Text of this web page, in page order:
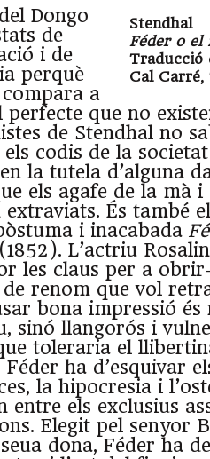
Stendhal
Féder o el
Traducció
Cal Carré,
Dongo
de
i de
perquè
a
perfecte que no
de Stendhal no
codis de la
la tutela d’alguna
els agafe de la mà
extraviats. És també
i inacabada
L’actriu
les claus per a
de renom que vol
bona impressió
sinó llangorós i
toleraria el
ha d’esquivar
la hipocresia i
entre els exclusius
Elegit pel senyor
dona, Féder ha